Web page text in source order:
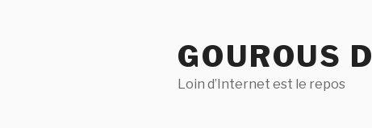
GOUROUS
Loin d’Internet est le repos